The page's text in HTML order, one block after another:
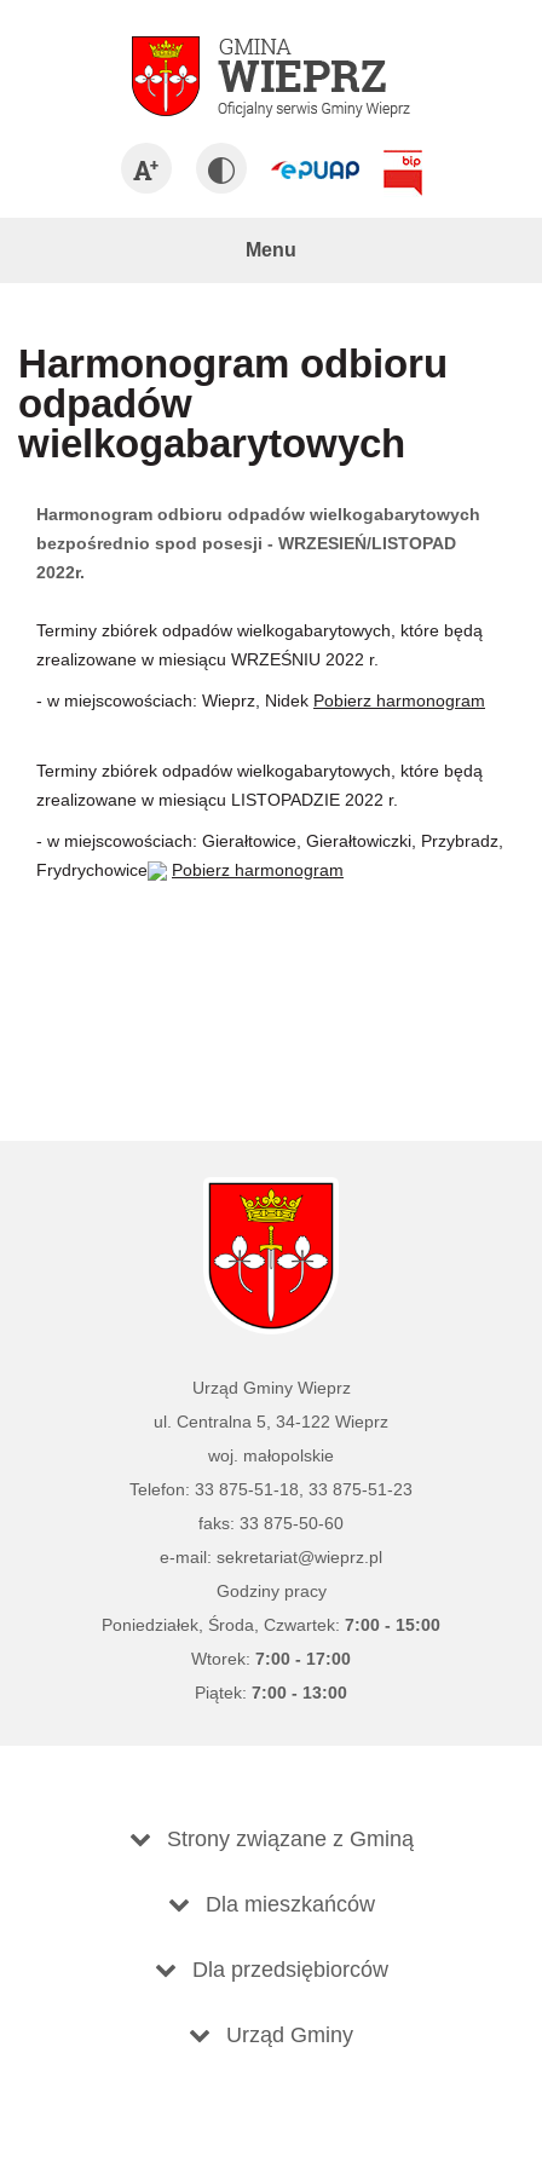
Menu
Harmonogram odbioru
odpadów
wielkogabarytowych
Harmonogram odbioru odpadów wielkogabarytowych
bezpośrednio spod posesji - WRZESIEŃ/LISTOPAD
2022r.
Terminy zbiórek odpadów wielkogabarytowych, które będą
zrealizowane w miesiącu WRZEŚNIU 2022 r.
- w miejscowościach: Wieprz, Nidek Pobierz harmonogram
Terminy zbiórek odpadów wielkogabarytowych, które będą
zrealizowane w miesiącu LISTOPADZIE 2022 r.
- w miejscowościach: Gierałtowice, Gierałtowiczki, Przybradz,
Frydrychowice
Pobierz harmonogram
Urząd Gminy Wieprz
ul. Centralna 5, 34-122 Wieprz
woj. małopolskie
Telefon: 33 875-51-18 33 875-51-23
faks: 33 875-50-60
e-mail: sekretariat@wieprz.pl
Godziny pracy
Poniedziałek, Środa, Czwartek: 7:00 - 15:00
Wtorek: 7:00 - 17:00
Piątek: 7:00 - 13:00
Strony związane z Gminą
Dla mieszkańców
Dla przedsiębiorców
Urząd Gminy